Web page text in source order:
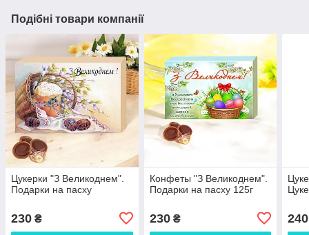
Подібні товари компанії
Цукерки "З Великоднем".
Подарки на пасху
230 ₴
Конфеты "З Великоднем".
Подарки на пасху 125г
230₴ 240